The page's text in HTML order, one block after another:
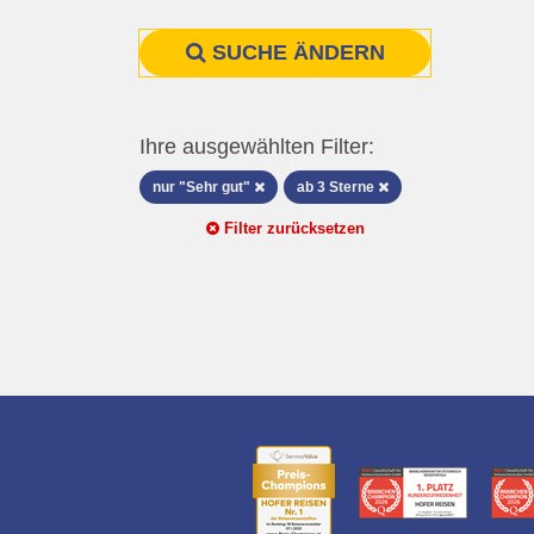
SUCHE ÄNDERN
Ihre ausgewählten Filter:
nur "Sehr gut" ab 3 Sterne
Filter zurücksetzen